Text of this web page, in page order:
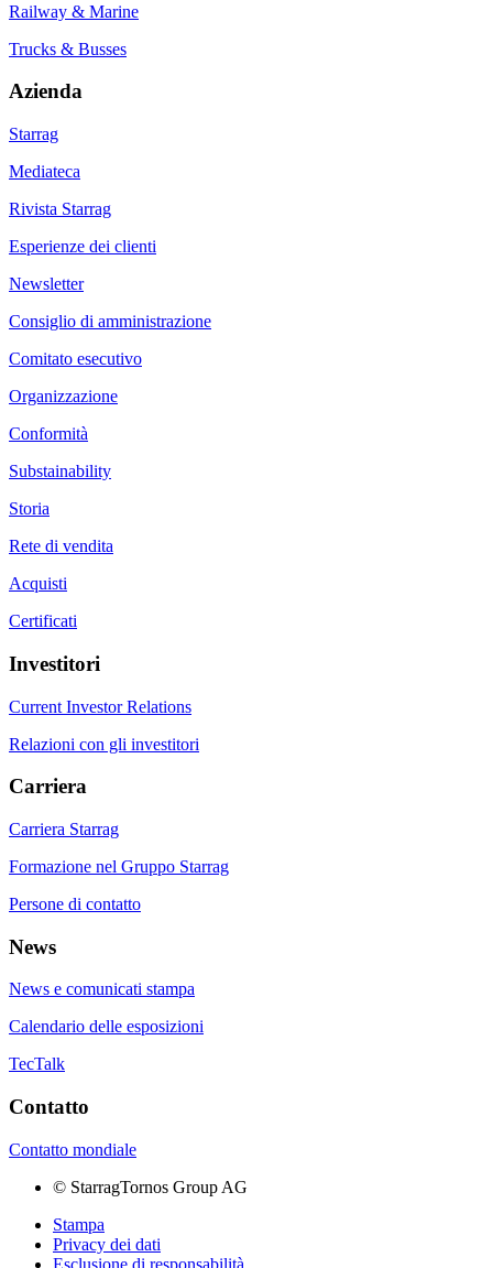
Railway & Marine
Trucks & Busses
Azienda
Starrag
Mediateca
Rivista Starrag
Esperienze dei clienti
Newsletter
Consiglio di amministrazione
Comitato esecutivo
Organizzazione
Conformità
Substainability
Storia
Rete di vendita
Acquisti
Certificati
Investitori
Current Investor Relations
Relazioni con gli investitori
Carriera
Carriera Starrag
Formazione nel Gruppo Starrag
Persone di contatto
News
News e comunicati stampa
Calendario delle esposizioni
TecTalk
Contatto
Contatto mondiale
© StarragTornos Group AG
Stampa
Privacy dei dati
Esclusione di responsabilità